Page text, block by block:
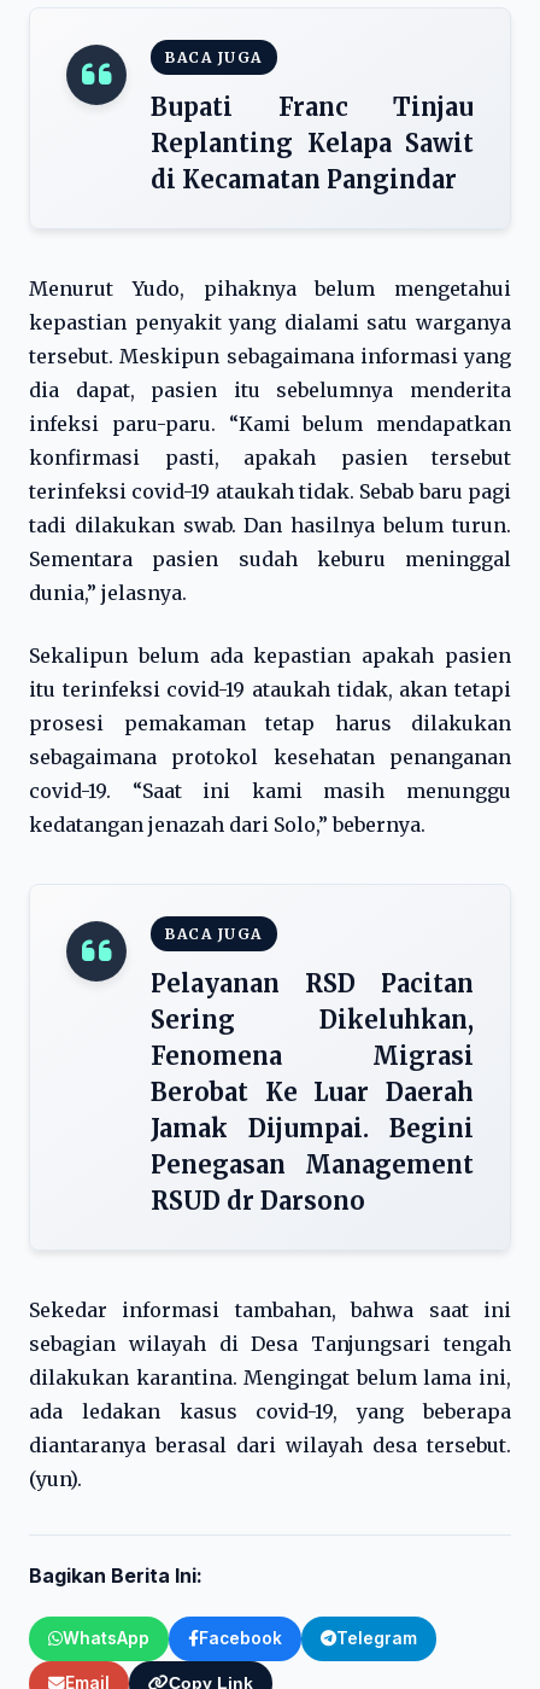
BACA JUGA
Bupati Franc Tinjau
Replanting Kelapa Sawit
di Kecamatan Pangindar
Menurut Yudo, pihaknya belum mengetahui
kepastian penyakit yang dialami satu warganya
tersebut. Meskipun sebagaimana informasi yang
dia dapat, pasien itu sebelumnya menderita
infeksi paru-paru. “Kami belum mendapatkan
konfirmasi pasti, apakah pasien tersebut
terinfeksi covid-19 ataukah tidak. Sebab baru pagi
tadi dilakukan swab. Dan hasilnya belum turun.
Sementara pasien sudah keburu meninggal
dunia,” jelasnya.
Sekalipun belum ada kepastian apakah pasien
itu terinfeksi covid-19 ataukah tidak, akan tetapi
prosesi pemakaman tetap harus dilakukan
sebagaimana protokol kesehatan penanganan
covid-19. “Saat ini kami masih menunggu
kedatangan jenazah dari Solo,” bebernya.
BACA JUGA
Pelayanan RSD Pacitan
Sering Dikeluhkan,
Fenomena Migrasi
Berobat Ke Luar Daerah
Jamak Dijumpai. Begini
Penegasan Management
RSUD dr Darsono
Sekedar informasi tambahan, bahwa saat ini
sebagian wilayah di Desa Tanjungsari tengah
dilakukan karantina. Mengingat belum lama ini,
ada ledakan kasus covid-19, yang beberapa
diantaranya berasal dari wilayah desa tersebut.
(yun).
Bagikan Berita Ini:
WhatsApp Facebook Telegram
Email Copy Link